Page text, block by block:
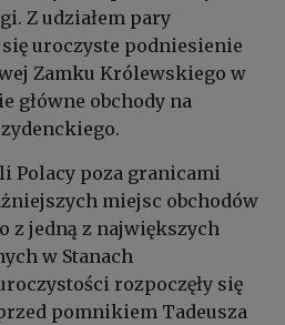
Z udziałem pary
uroczyste podniesienie
Zamku Królewskiego w
główne obchody na
Polacy poza granicami
miejsc obchodów
z jedną z największych
w Stanach
rozpoczęły się
pomnikiem Tadeusza